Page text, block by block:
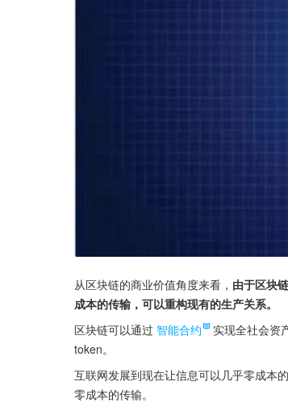
从区块链的商业价值角度来看， 由于区块
成本的传输，可以重构现有的生产关系。
区块链可以通过 智能合约
实现全社会资
token。
互联网发展到现在让信息可以几乎零成本
零成本的传输。